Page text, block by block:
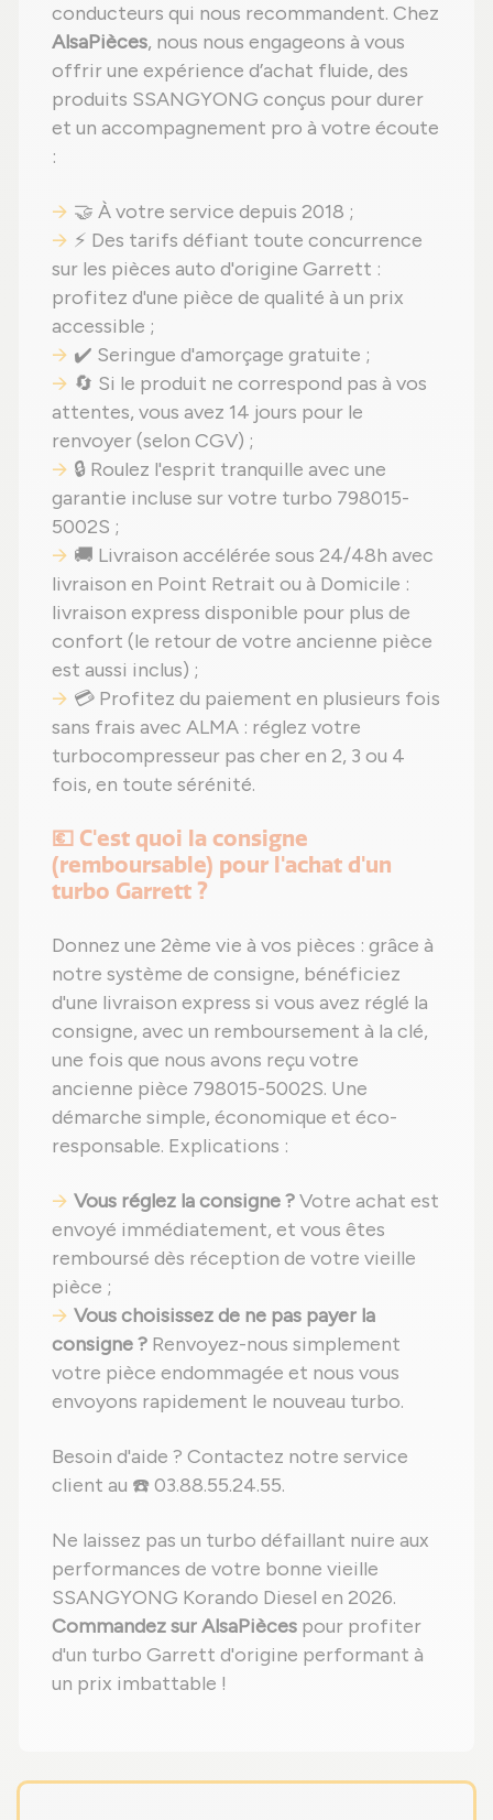
conducteurs qui nous recommandent. Chez
AlsaPièces, nous nous engageons à vous
offrir une expérience d’achat fluide, des
produits SSANGYONG conçus pour durer
et un accompagnement pro à votre écoute
:
🤝 À votre service depuis 2018 ;
⚡ Des tarifs défiant toute concurrence
sur les pièces auto d'origine Garrett :
profitez d'une pièce de qualité à un prix
accessible ;
✔️ Seringue d'amorçage gratuite ;
🔄 Si le produit ne correspond pas à vos
attentes, vous avez 14 jours pour le
renvoyer (selon CGV) ;
🔒 Roulez l'esprit tranquille avec une
garantie incluse sur votre turbo 798015-
5002S ;
🚚 Livraison accélérée sous 24/48h avec
livraison en Point Retrait ou à Domicile :
livraison express disponible pour plus de
confort (le retour de votre ancienne pièce
est aussi inclus) ;
💳 Profitez du paiement en plusieurs fois
sans frais avec ALMA : réglez votre
turbocompresseur pas cher en 2, 3 ou 4
fois, en toute sérénité.
💶 C'est quoi la consigne
(remboursable) pour l'achat d'un
turbo Garrett ?
Donnez une 2ème vie à vos pièces : grâce à
notre système de consigne, bénéficiez
d'une livraison express si vous avez réglé la
consigne, avec un remboursement à la clé,
une fois que nous avons reçu votre
ancienne pièce 798015-5002S. Une
démarche simple, économique et éco-
responsable. Explications :
Vous réglez la consigne ?Votre achat est
envoyé immédiatement, et vous êtes
remboursé dès réception de votre vieille
pièce ;
Vous choisissez de ne pas payer la
consigne ? Renvoyez-nous simplement
votre pièce endommagée et nous vous
envoyons rapidement le nouveau turbo.
Besoin d'aide ? Contactez notre service
client au ☎️ 03.88.55.24.55.
Ne laissez pas un turbo défaillant nuire aux
performances de votre bonne vieille
SSANGYONG Korando Diesel en 2026.
Commandez sur AlsaPièces pour profiter
d'un turbo Garrett d'origine performant à
un prix imbattable !